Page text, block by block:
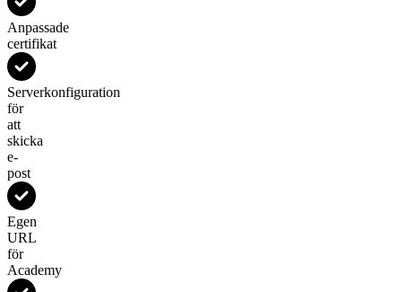
Anpassade
certifikat
Serverkonfiguration
för
att
skicka
e-
post
Egen
URL
för
Academy